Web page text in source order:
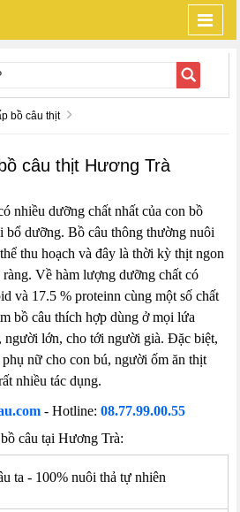
bồ câu thịt
câu thịt Hương Trà
nhiều dưỡng chất nhất của con bồ
bổ dưỡng. Bồ câu thông thường nuôi
thu hoạch và đây là thời kỳ thịt ngon
Về hàm lượng dưỡng chất có
và 17.5 % proteinn cùng một số chất
bồ câu thích hợp dùng ở mọi lứa
người lớn, cho tới người già. Đặc biệt,
nữ cho con bú, người ốm ăn thịt
nhiều tác dụng.
- Hotline: 08.77.99.00.55
câu tại Hương Trà:
ta - 100% nuôi thả tự nhiên